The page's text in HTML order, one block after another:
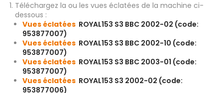
Téléchargez la ou les vues éclatées de la machine ci-
dessous :
Vues éclatées ROYAL153 S3 BBC 2002-02 (code:
953877007)
Vues éclatées ROYAL153 S3 BBC 2002-10 (code:
953877007)
Vues éclatées ROYAL153 S3 BBC 2003-01 (code:
953877007)
Vues éclatées ROYAL153 S3 2002-02 (code:
953877006)